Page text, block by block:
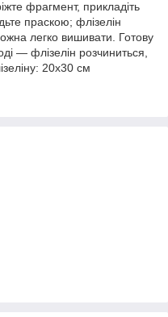
фрагмент, прикладіть
праскою; флізелін
легко вишивати. Готову
— флізелін розчиниться,
20х30 см